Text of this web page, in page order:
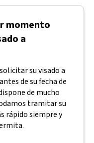
momento
a
su visado a
de su fecha de
de mucho
tramitar su
rápido siempre y